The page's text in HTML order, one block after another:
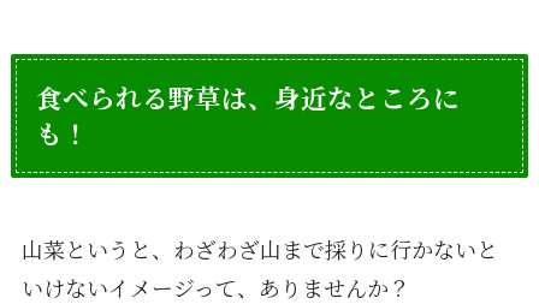
食べられる野草は、身近なところに
も！
山菜というと、わざわざ山まで採りに行かないと
いけないイメージって、ありませんか？